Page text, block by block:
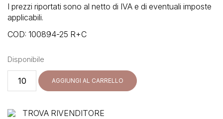
CONTATTI
I prezzi riportati sono al netto di IVA e di eventuali imposte
applicabili.
COD: 100894-25 R+C
Disponibile
quantità
AGGIUNGI AL CARRELLO
TROVA RIVENDITORE